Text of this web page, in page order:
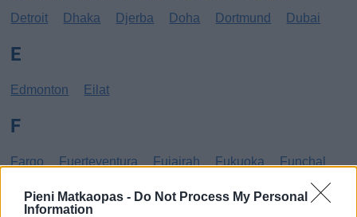
Pieni Matkaopas - Do Not Process My Personal
Information
Detroit
Dhaka Djerba Doha Dortmund Dubai
E
Edmonton Eilat
F
Fargo Fuerteventura Fujairah Fukuoka Funchal